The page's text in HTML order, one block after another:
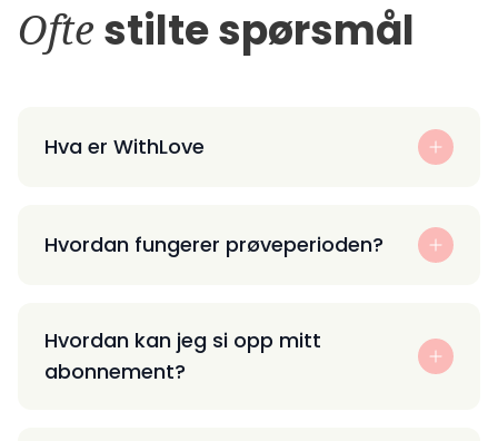
Ofte stilte spørsmål
Hva er WithLove
Hvordan fungerer prøveperioden?
Hvordan kan jeg si opp mitt
abonnement?